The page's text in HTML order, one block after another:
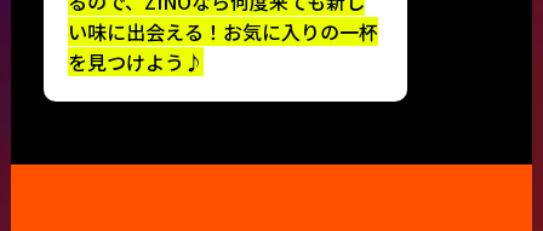
い味に出会える！お気に入りの一杯
を見つけよう♪